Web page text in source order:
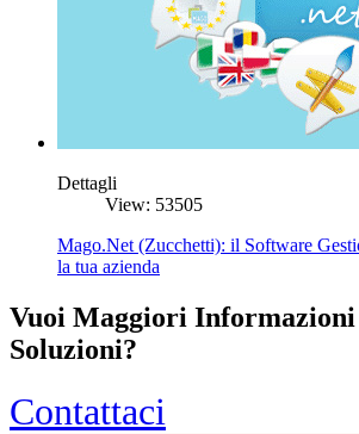
Dettagli
View: 53505
Mago.Net (Zucchetti): il Software
la tua azienda
Vuoi Maggiori Informazioni
Soluzioni?
Contattaci